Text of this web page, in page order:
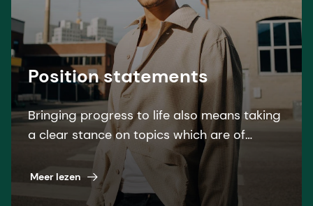
Position statements
Bringing progress to life also means taking
a clear stance on topics which are of
special interest to our stakeholders. Find
our overview here.
Meer lezen